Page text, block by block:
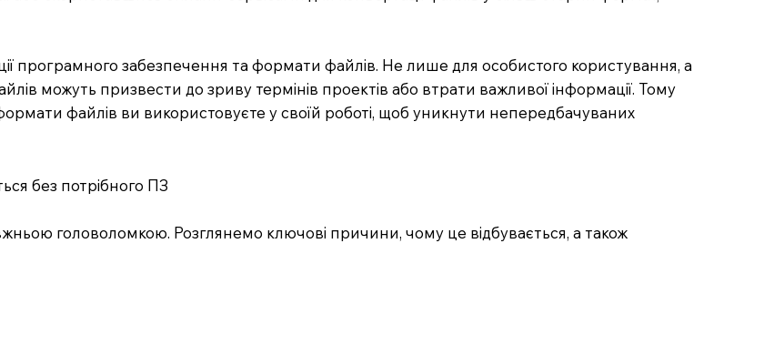
програмного забезпечення та формати файлів. Не лише для особистого користування, а
можуть призвести до зриву термінів проектів або втрати важливої інформації. Тому
файлів ви використовуєте у своїй роботі, щоб уникнути непередбачуваних
без потрібного ПЗ
головоломкою. Розглянемо ключові причини, чому це відбувається, а також